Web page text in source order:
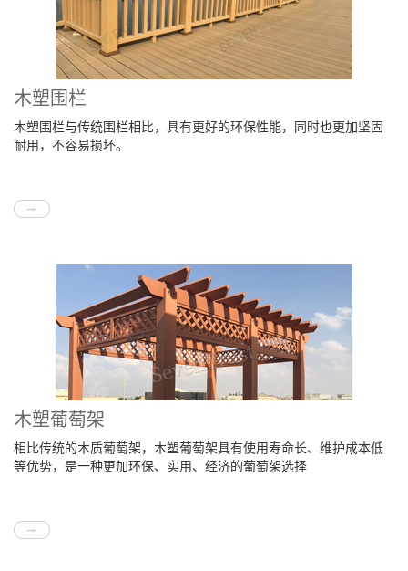
木塑围栏
木塑围栏与传统围栏相比，具有更好的环保性能，同时也更加坚固
耐用，不容易损坏。
木塑葡萄架
相比传统的木质葡萄架，木塑葡萄架具有使用寿命长、维护成本低
等优势，是一种更加环保、实用、经济的葡萄架选择